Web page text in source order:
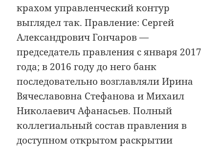
крахом управленческий контур
выглядел так. Правление: Сергей
Александрович Гончаров —
председатель правления с января 2017
года; в 2016 году до него банк
последовательно возглавляли Ирина
Вячеславовна Стефанова и Михаил
Николаевич Афанасьев. Полный
коллегиальный состав правления в
доступном открытом раскрытии